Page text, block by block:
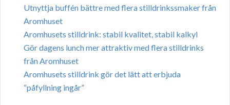
Utnyttja buffén bättre med flera stilldrinkssmaker från
Aromhuset
Aromhusets stilldrink: stabil kvalitet, stabil kalkyl
Gör dagens lunch mer attraktiv med flera stilldrinks
från Aromhuset
Aromhusets stilldrink gör det lätt att erbjuda
“påfyllning ingår”